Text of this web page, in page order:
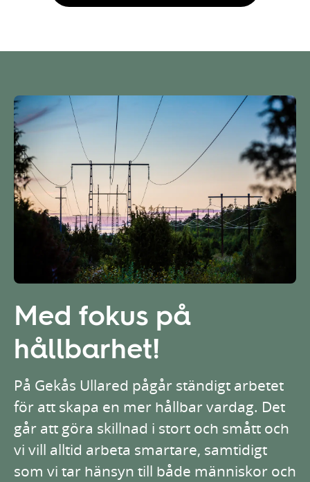
Med fokus på
hållbarhet!
På Gekås Ullared pågår ständigt arbetet
för att skapa en mer hållbar vardag. Det
går att göra skillnad i stort och smått och
vi vill alltid arbeta smartare, samtidigt
som vi tar hänsyn till både människor och